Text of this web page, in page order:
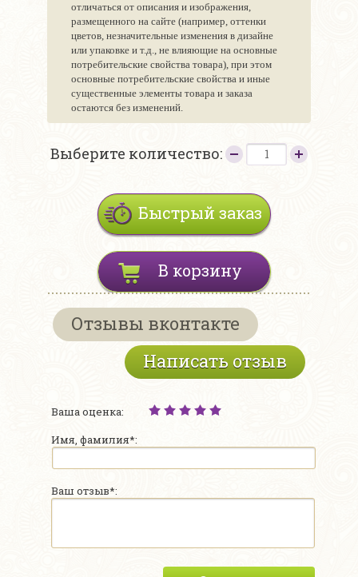
отличаться от описания и изображения,
размещенного на сайте (например, оттенки
цветов, незначительные изменения в дизайне
или упаковке и т.д., не влияющие на основные
потребительские свойства товара), при этом
основные потребительские свойства и иные
существенные элементы товара и заказа
остаются без изменений.
Выберите количество:
Быстрый заказ
В корзину
Отзывы вконтакте
Написать отзыв
Ваша оценка:
Имя, фамилия*:
Ваш отзыв*: